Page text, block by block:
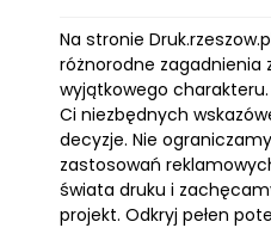
Na stronie
różnorodne zagadnienia
wyjątkowego
Ci niezbędnych
decyzje. Nie
zastosowań
świata druku i
projekt. Odkryj pełen